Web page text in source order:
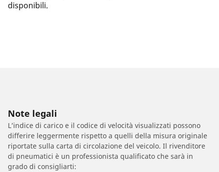
disponibili.
Note legali
L’indice di carico e il codice di velocità visualizzati possono
differire leggermente rispetto a quelli della misura originale
riportate sulla carta di circolazione del veicolo. Il rivenditore
di pneumatici è un professionista qualificato che sarà in
grado di consigliarti: